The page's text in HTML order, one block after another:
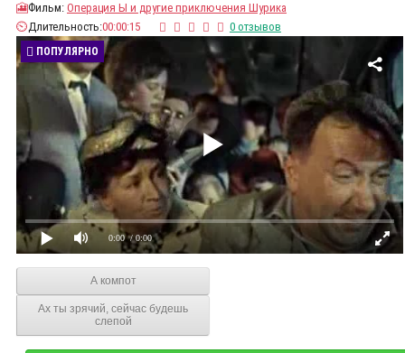
🎦Фильм: Операция Ы и другие приключения Шурика
⏲️Длительность:00:00:15 0 отзывов
ПОПУЛЯРНО
0:00 / 0:00
А компот
Ах ты зрячий, сейчас будешь
слепой